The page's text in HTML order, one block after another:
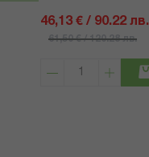
46,13 € / 90.22 лв.
61,50 € / 120.28 лв.